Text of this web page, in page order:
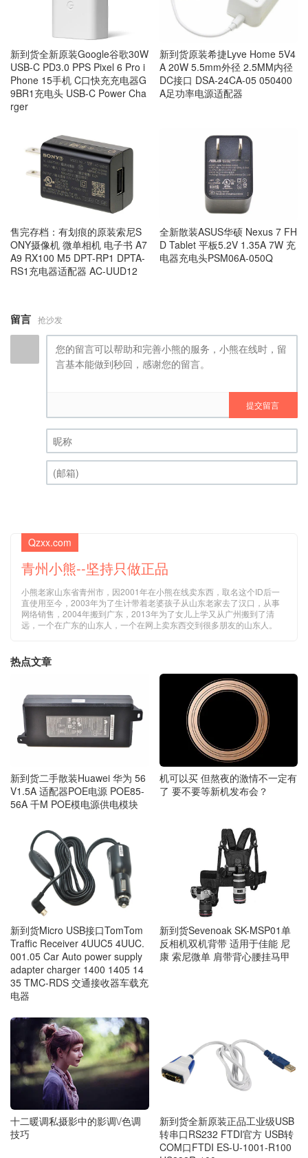
新到货全新原装Google谷歌30W
USB-C PD3.0 PPS Pixel 6 Pro i
Phone 15手机 C口快充充电器G
9BR1充电头 USB-C Power Cha
rger
新到货原装希捷Lyve Home 5V4
A 20W 5.5mm外径 2.5MM内径
DC接口 DSA-24CA-05 050400
A足功率电源适配器
售完存档：有划痕的原装索尼S
ONY摄像机 微单相机 电子书 A7
A9 RX100 M5 DPT-RP1 DPTA-
RS1充电器适配器 AC-UUD12
全新散装ASUS华硕 Nexus 7 FH
D Tablet 平板5.2V 1.35A 7W 充
电器充电头PSM06A-050Q
留言 抢沙发
提交留言
昵称 (必填)
Qzxx.com
青州小熊--坚持只做正品
小熊老家山东省青州市，因2001年在小熊在线卖东西，取名这个ID后一
直使用至今，2003年为了生计带着老婆孩子从山东老家去了汉口，从事
网络销售，2004年搬到广东，2013年为了女儿上学又从广州搬到了清
远，一个在广东的山东人，一个在网上卖东西交到很多朋友的山东人。
热点文章
新到货二手散装Huawei 华为 56
V1.5A 适配器POE电源 POE85-
56A 千M POE模电源供电模块
机可以买 但熬夜的激情不一定有
了 要不要等新机发布会？
新到货Micro USB接口TomTom
Traffic Receiver 4UUC5 4UUC.
001.05 Car Auto power supply
adapter charger 1400 1405 14
35 TMC-RDS 交通接收器车载充
电器
新到货Sevenoak SK-MSP01单
反相机双机背带 适用于佳能 尼
康 索尼微单 肩带背心腰挂马甲
十二暖调私摄影中的影调\/色调
技巧
新到货全新原装正品工业级USB
转串口RS232 FTDI官方 USB转
COM口FTDI ES-U-1001-R100